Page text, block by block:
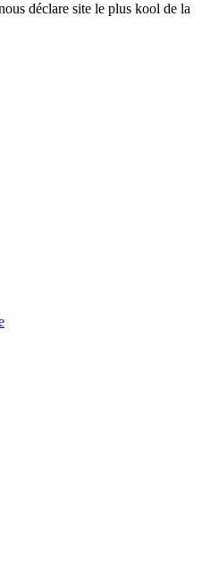
déclare site le plus kool de la